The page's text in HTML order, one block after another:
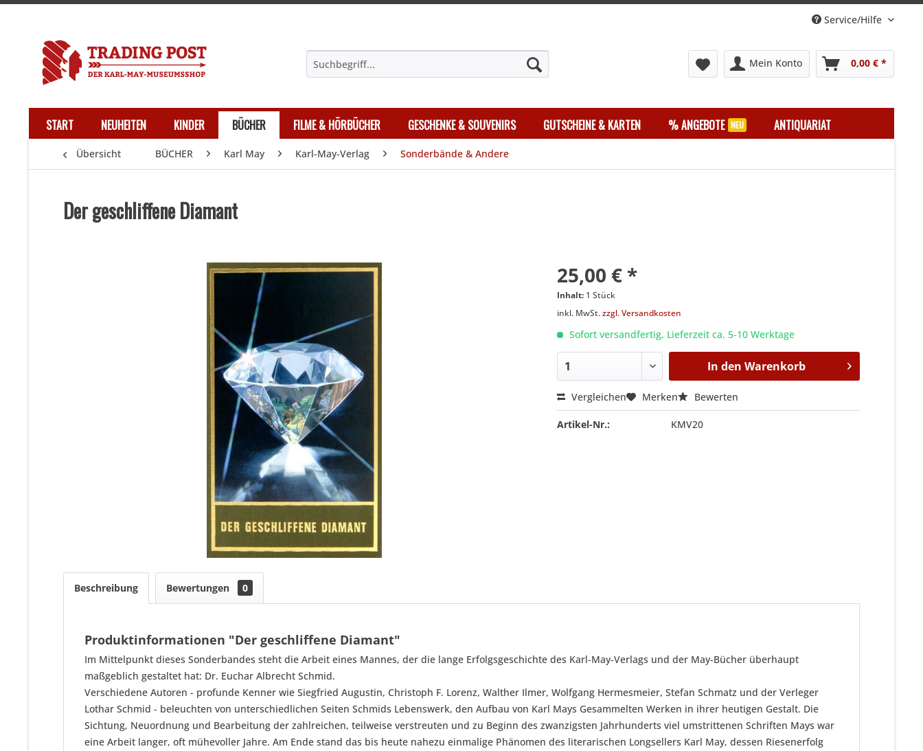
Service/Hilfe
Mein Konto 0,00 € *
START NEUHEITEN KINDER BÜCHER FILME & HÖRBÜCHER GESCHENKE & SOUVENIRS GUTSCHEINE & KARTEN % ANGEBOTE ANTIQUARIAT
Übersicht BÜCHER Karl May Karl-May-Verlag Sonderbände & Andere
Der geschliffene Diamant
25,00 € *
Inhalt: 1 Stück
inkl. MwSt.zzgl. Versandkosten
Sofort versandfertig, Lieferzeit ca. 5-10 Werktage
In den Warenkorb
Vergleichen Merken Bewerten
Artikel-Nr.: KMV20
Beschreibung Bewertungen 0
Produktinformationen "Der geschliffene Diamant"
Im Mittelpunkt dieses Sonderbandes steht die Arbeit eines Mannes, der die lange Erfolgsgeschichte des Karl-May-Verlags und der May-Bücher überhaupt
maßgeblich gestaltet hat: Dr. Euchar Albrecht Schmid.
Verschiedene Autoren - profunde Kenner wie Siegfried Augustin, Christoph F. Lorenz, Walther Ilmer, Wolfgang Hermesmeier, Stefan Schmatz und der Verleger
Lothar Schmid - beleuchten von unterschiedlichen Seiten Schmids Lebenswerk, den Aufbau von Karl Mays Gesammelten Werken in ihrer heutigen Gestalt. Die
Sichtung, Neuordnung und Bearbeitung der zahlreichen, teilweise verstreuten und zu Beginn des zwanzigsten Jahrhunderts viel umstrittenen Schriften Mays war
eine Arbeit langer, oft mühevoller Jahre. Am Ende stand das bis heute nahezu einmalige Phänomen des literarischen Longsellers Karl May, dessen Riesenerfolg